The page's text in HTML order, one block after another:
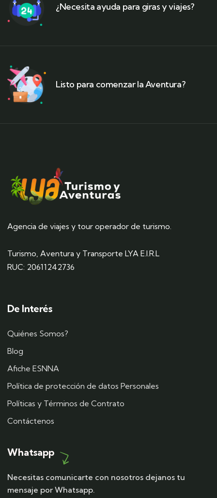
¿Necesita ayuda para giras y viajes?
Listo para comenzar la Aventura?
Agencia de viajes y tour operador de turismo.
Turismo, Aventura y Transporte LYA E.I.R.L
RUC: 20611242736
De Interés
Quiénes Somos?
Blog
Afiche ESNNA
Política de protección de datos Personales
Políticas y Términos de Contrato
Contáctenos
Whatsapp
Necesitas comunicarte con nosotros dejanos tu
mensaje por Whatsapp.